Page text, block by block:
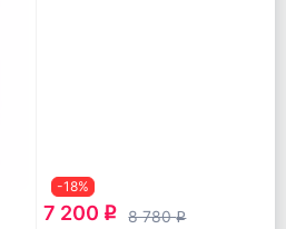
-18%
7 200 q 8 780q